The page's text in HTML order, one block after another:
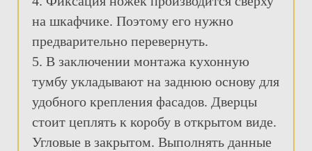
на шкафчике. Поэтому его нужно
предварительно перевернуть.
5. В заключении монтажа кухонную
тумбу укладывают на заднюю основу для
удобного крепления фасадов. Дверцы
стоит цеплять к коробу в открытом виде.
Угловые в закрытом. Выполнять данные